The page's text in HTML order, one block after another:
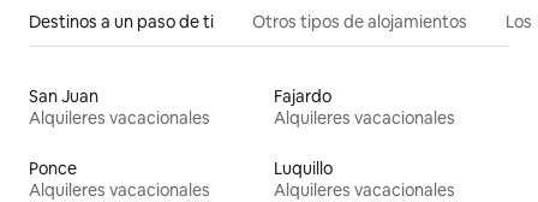
Destinos a un paso de ti Otros tipos de alojamientos
San Juan
Alquileres vacacionales
Fajardo
Alquileres vacacionales
Ponce
Alquileres vacacionales
Luquillo
Alquileres vacacionales